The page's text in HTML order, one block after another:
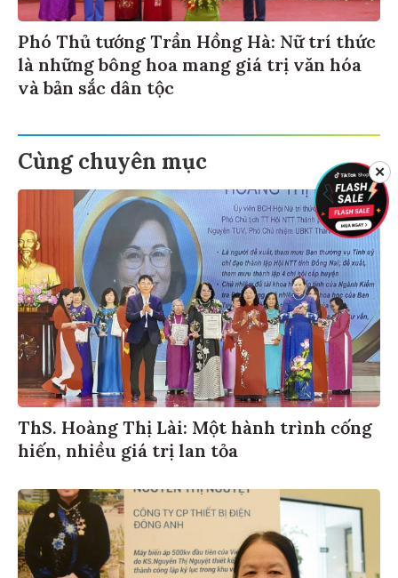
Phó Thủ tướng Trần Hồng Hà: Nữ trí thức
là những bông hoa mang giá trị văn hóa
và bản sắc dân tộc
Cùng chuyên mục
ThS. Hoàng Thị Lài: Một hành trình cống
hiến, nhiều giá trị lan tỏa
✕